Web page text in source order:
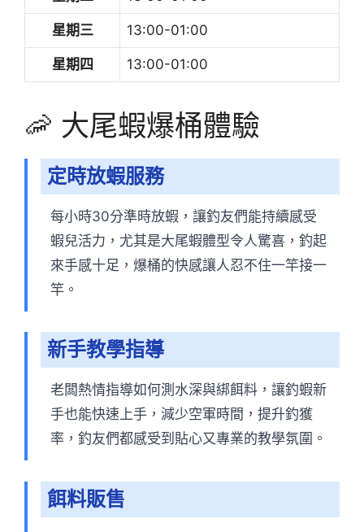
星期三 13:00-01:00
星期四 13:00-01:00
🦐 大尾蝦爆桶體驗
定時放蝦服務
每小時30分準時放蝦，讓釣友們能持續感受
蝦兒活力，尤其是大尾蝦體型令人驚喜，釣起
來手感十足，爆桶的快感讓人忍不住一竿接一
竿。
新手教學指導
老闆熱情指導如何測水深與綁餌料，讓釣蝦新
手也能快速上手，減少空軍時間，提升釣獲
率，釣友們都感受到貼心又專業的教學氛圍。
餌料販售